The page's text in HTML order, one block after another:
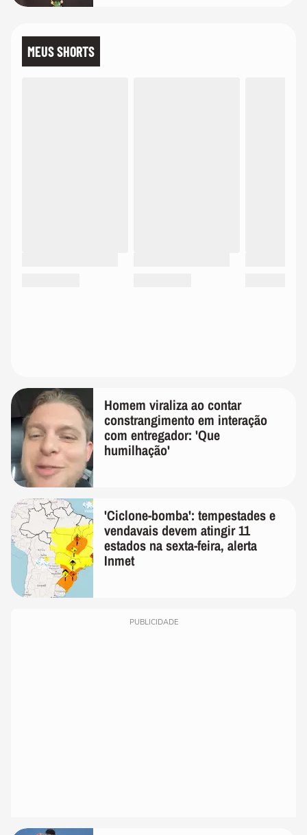
MEUS SHORTS
Homem viraliza ao contar
constrangimento em interação
com entregador: 'Que
humilhação'
'Ciclone-bomba': tempestades e
vendavais devem atingir 11
estados na sexta-feira, alerta
Inmet
PUBLICIDADE